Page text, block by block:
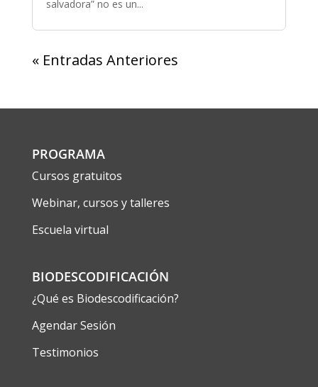
salvadora” no es un...
« Entradas Anteriores
PROGRAMA
Cursos gratuitos
Webinar, cursos y talleres
Escuela virtual
BIODESCODIFICACIÓN
¿Qué es Biodescodificación?
Agendar Sesión
Testimonios